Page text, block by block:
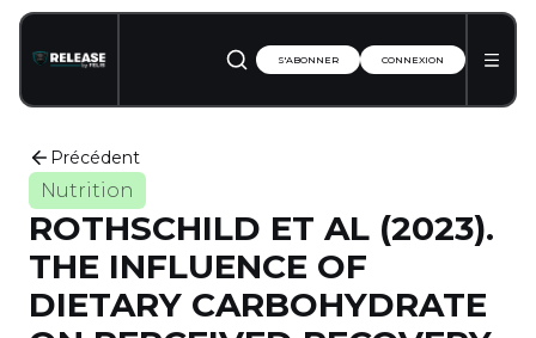
S'ABONNER CONNEXION
Précédent
Nutrition
ROTHSCHILD ET AL (2023).
THE INFLUENCE OF
DIETARY CARBOHYDRATE